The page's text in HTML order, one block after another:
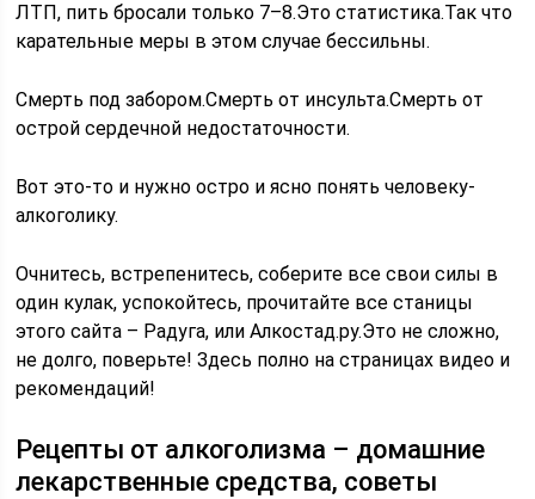
ЛТП, пить бросали только 7–8.Это статистика.Так что
карательные меры в этом случае бессильны.
Смерть под забором.Смерть от инсульта.Смерть от
острой сердечной недостаточности.
Вот это-то и нужно остро и ясно понять человеку-
алкоголику.
Очнитесь, встрепенитесь, соберите все свои силы в
один кулак, успокойтесь, прочитайте все станицы
этого сайта – Радуга, или Алкостад.ру.Это не сложно,
не долго, поверьте! Здесь полно на страницах видео и
рекомендаций!
Рецепты от алкоголизма – домашние
лекарственные средства, советы